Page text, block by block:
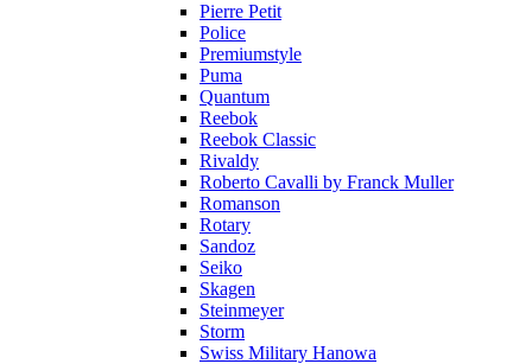
Pierre Petit
Police
Premiumstyle
Puma
Quantum
Reebok
Reebok Classic
Rivaldy
Roberto Cavalli by Franck Muller
Romanson
Rotary
Sandoz
Seiko
Skagen
Steinmeyer
Storm
Swiss Military Hanowa